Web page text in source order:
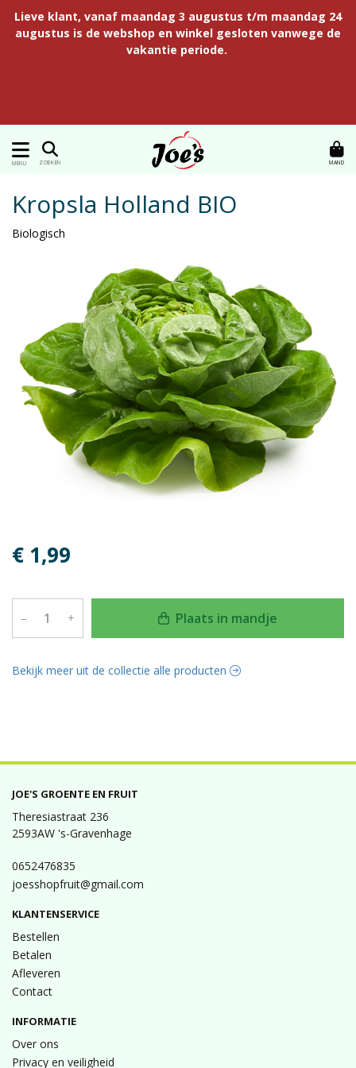
Lieve klant, vanaf maandag 3 augustus t/m maandag 24
augustus is de webshop en winkel gesloten vanwege de
vakantie periode.
MENU ZOEKEN MAND
Kropsla Holland BIO
Biologisch
€ 1,99
– + Plaats in mandje
Bekijk meer uit de collectie alle producten
JOE'S GROENTE EN FRUIT
Theresiastraat 236
2593AW 's-Gravenhage
0652476835
joesshopfruit@gmail.com
KLANTENSERVICE
Bestellen
Betalen
Afleveren
Contact
INFORMATIE
Over ons
Privacy en veiligheid